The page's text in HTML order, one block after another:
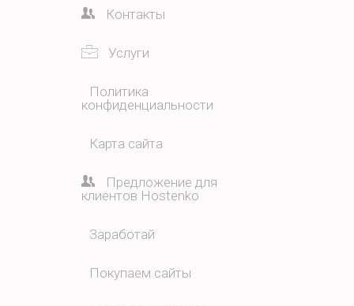
Контакты
Услуги
Политика
конфиденциальности
Карта сайта
Предложение для
клиентов Hostenko
Заработай
Покупаем сайты